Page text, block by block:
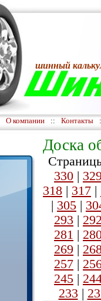
шинный
О компании :: Контакты
Доска
330 |
318 | 317 |
| 305 |
293 |
281 |
269 |
257 |
245 |
233 |